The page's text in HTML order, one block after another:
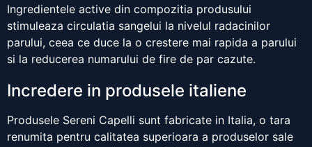
Ingredientele active din compozitia produsului
stimuleaza circulatia sangelui la nivelul radacinilor
parului, ceea ce duce la o crestere mai rapida a parului
si la reducerea numarului de fire de par cazute.
Incredere in produsele italiene
Produsele Sereni Capelli sunt fabricate in Italia, o tara
renumita pentru calitatea superioara a produselor sale